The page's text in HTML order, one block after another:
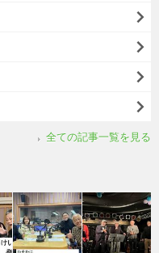
全ての記事一覧を見る